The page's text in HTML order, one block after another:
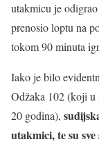
utakmicu je
prenosio loptu na
tokom 90 minuta
Iako je bilo
Odžaka 102 (koji u
20 godina),
utakmici, te su